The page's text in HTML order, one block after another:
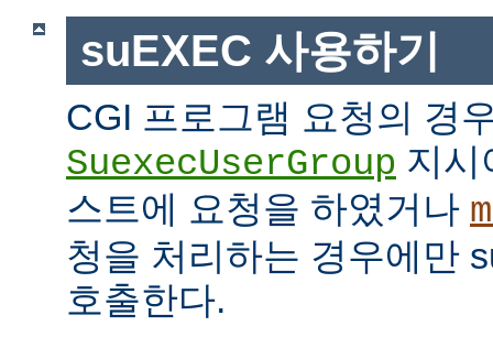
suEXEC 사용하기
CGI 프로그램 요청의 경
SuexecUserGroup 지시
스트에 요청을 하였거나
청을 처리하는 경우에만
호출한다.